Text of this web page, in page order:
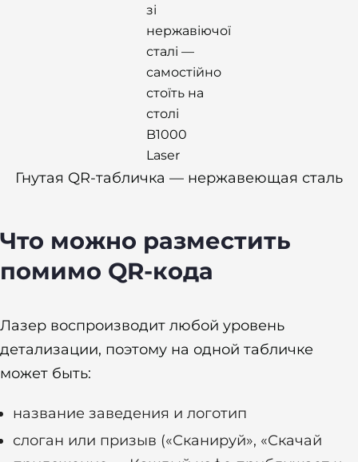
Гнутая QR-табличка — нержавеющая сталь
Что можно разместить
помимо QR-кода
Лазер воспроизводит любой уровень
детализации, поэтому на одной табличке
может быть:
название заведения и логотип
слоган или призыв («Сканируй», «Скачай